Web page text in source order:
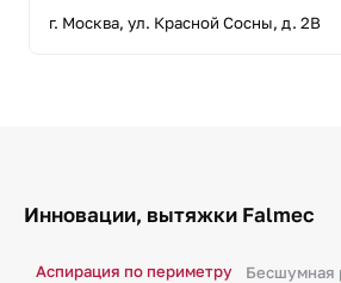
г. Москва, ул. Красной Сосны, д. 2В
Инновации, вытяжки Falmec
Аспирация по периметру Бесшумная